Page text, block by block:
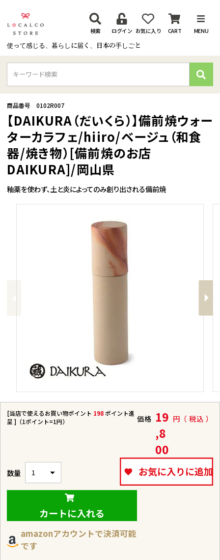
使って感じる、暮らしに届く、日本の手しごと
検索 ログイン お気に入り CART MENU
検
索
釉薬を使わず、土と炎によってのみ創り出される備前焼
【DAIKURA（だいくら）】備前焼ウォー
ターカラフェ/hiiro/ベージュ（和食
器/焼き物）[備前焼のお店
DAIKURA]/岡山県
商品番号 0102R007
[当店で使えるお買い物ポイント 198ポイント進
呈 ]（1ポイント=1円）
価格 19
,8
00
税込
お気に入りに追加
カートに入れる
amazonアカウントで決済可能
です